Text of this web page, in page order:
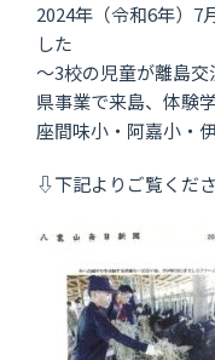
2024年（令和6年）7
した
～3校の児童が離島交
県事業で来島、体験
座間味小・阿嘉小・
⇩下記よりご覧くだ